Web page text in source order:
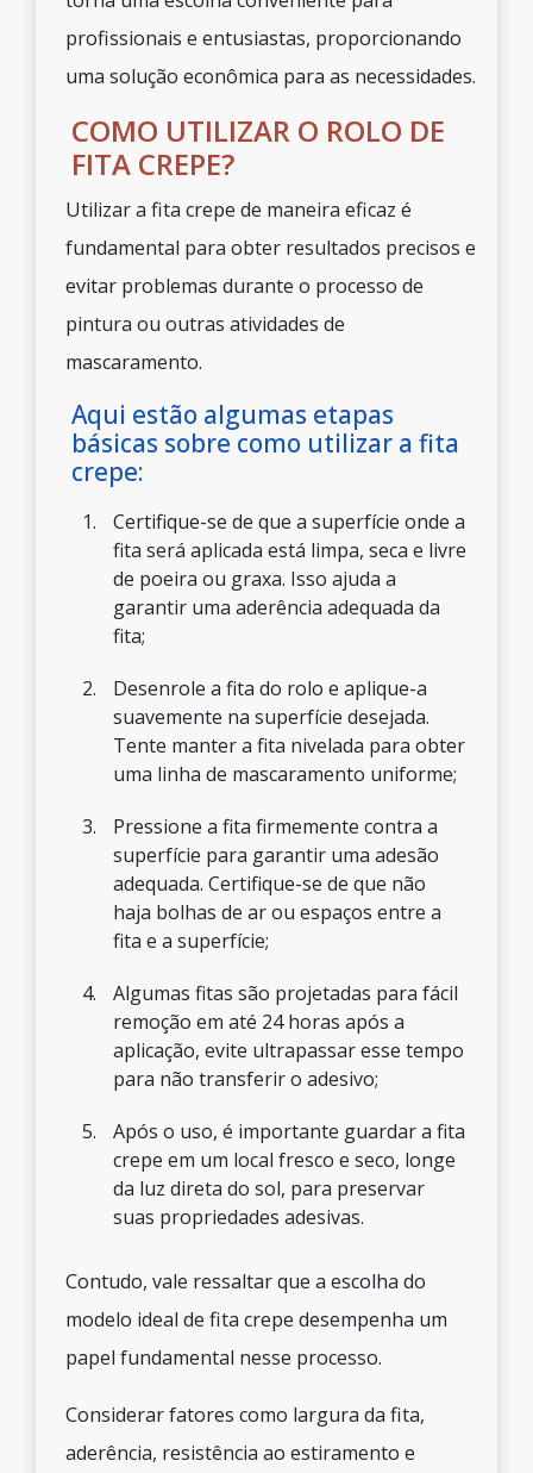
profissionais e entusiastas, proporcionando
uma solução econômica para as necessidades.
COMO UTILIZAR O ROLO DE
FITA CREPE?
Utilizar a fita crepe de maneira eficaz é
fundamental para obter resultados precisos e
evitar problemas durante o processo de
pintura ou outras atividades de
mascaramento.
Aqui estão algumas etapas
básicas sobre como utilizar a fita
crepe:
Certifique-se de que a superfície onde a
fita será aplicada está limpa, seca e livre
de poeira ou graxa. Isso ajuda a
garantir uma aderência adequada da
fita;
Desenrole a fita do rolo e aplique-a
suavemente na superfície desejada.
Tente manter a fita nivelada para obter
uma linha de mascaramento uniforme;
Pressione a fita firmemente contra a
superfície para garantir uma adesão
adequada. Certifique-se de que não
haja bolhas de ar ou espaços entre a
fita e a superfície;
Algumas fitas são projetadas para fácil
remoção em até 24 horas após a
aplicação, evite ultrapassar esse tempo
para não transferir o adesivo;
Após o uso, é importante guardar a fita
crepe em um local fresco e seco, longe
da luz direta do sol, para preservar
suas propriedades adesivas.
Contudo, vale ressaltar que a escolha do
modelo ideal de fita crepe desempenha um
papel fundamental nesse processo.
Considerar fatores como largura da fita,
aderência, resistência ao estiramento e